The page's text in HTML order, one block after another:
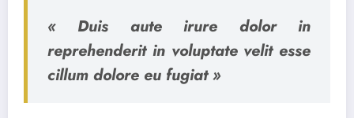
« Duis aute irure dolor in
reprehenderit in voluptate velit esse
cillum dolore eu fugiat »